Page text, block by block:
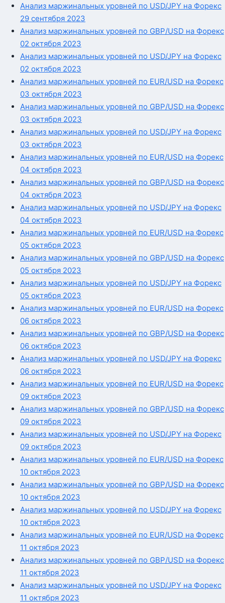
Анализ маржинальных уровней по USD/JPY на Форекс
29 сентября 2023
Анализ маржинальных уровней по GBP/USD на Форекс
02 октября 2023
Анализ маржинальных уровней по USD/JPY на Форекс
02 октября 2023
Анализ маржинальных уровней по EUR/USD на Форекс
03 октября 2023
Анализ маржинальных уровней по GBP/USD на Форекс
03 октября 2023
Анализ маржинальных уровней по USD/JPY на Форекс
03 октября 2023
Анализ маржинальных уровней по EUR/USD на Форекс
04 октября 2023
Анализ маржинальных уровней по GBP/USD на Форекс
04 октября 2023
Анализ маржинальных уровней по USD/JPY на Форекс
04 октября 2023
Анализ маржинальных уровней по EUR/USD на Форекс
05 октября 2023
Анализ маржинальных уровней по GBP/USD на Форекс
05 октября 2023
Анализ маржинальных уровней по USD/JPY на Форекс
05 октября 2023
Анализ маржинальных уровней по EUR/USD на Форекс
06 октября 2023
Анализ маржинальных уровней по GBP/USD на Форекс
06 октября 2023
Анализ маржинальных уровней по USD/JPY на Форекс
06 октября 2023
Анализ маржинальных уровней по EUR/USD на Форекс
09 октября 2023
Анализ маржинальных уровней по GBP/USD на Форекс
09 октября 2023
Анализ маржинальных уровней по USD/JPY на Форекс
09 октября 2023
Анализ маржинальных уровней по EUR/USD на Форекс
10 октября 2023
Анализ маржинальных уровней по GBP/USD на Форекс
10 октября 2023
Анализ маржинальных уровней по USD/JPY на Форекс
10 октября 2023
Анализ маржинальных уровней по EUR/USD на Форекс
11 октября 2023
Анализ маржинальных уровней по GBP/USD на Форекс
11 октября 2023
Анализ маржинальных уровней по USD/JPY на Форекс
11 октября 2023